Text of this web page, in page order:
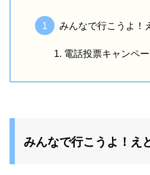
みんなで行こうよ！
電話投票キャンペ
みんなで行こうよ！え